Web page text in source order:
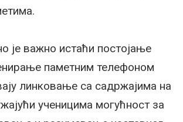
је важно истаћи постојање
паметним телефоном
линковање са садржајима на
ученицима могућност за